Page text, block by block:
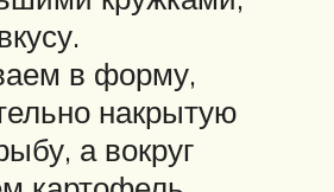
в форму,
накрытую
а вокруг